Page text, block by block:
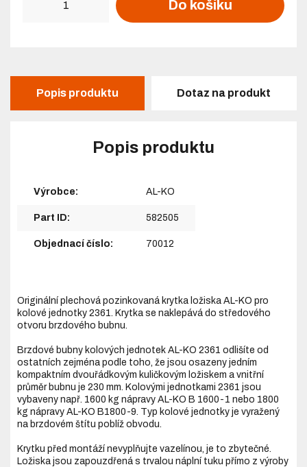
Do košíku
Popis produktu Dotaz na produkt
Popis produktu
Výrobce: AL-KO
Part ID: 582505
Objednací číslo: 70012
Originální plechová pozinkovaná krytka ložiska AL-KO pro
kolové jednotky 2361. Krytka se naklepává do středového
otvoru brzdového bubnu.
Brzdové bubny kolových jednotek AL-KO 2361 odlišíte od
ostatních zejména podle toho, že jsou osazeny jedním
kompaktním dvouřádkovým kuličkovým ložiskem a vnitřní
průměr bubnu je 230 mm. Kolovými jednotkami 2361 jsou
vybaveny např. 1600 kg nápravy AL-KO B 1600-1 nebo 1800
kg nápravy AL-KO B1800-9. Typ kolové jednotky je vyražený
na brzdovém štítu poblíž obvodu.
Krytku před montáží nevyplňujte vazelínou, je to zbytečné.
Ložiska jsou zapouzdřená s trvalou náplní tuku přímo z výroby